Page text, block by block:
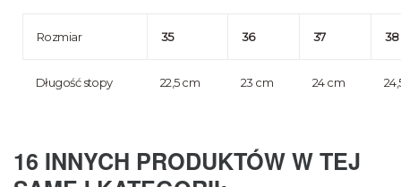
Rozmiar 35 36 37 38
Długość stopy 22,5 cm 23 cm 24 cm
16 INNYCH PRODUKTÓW W TEJ